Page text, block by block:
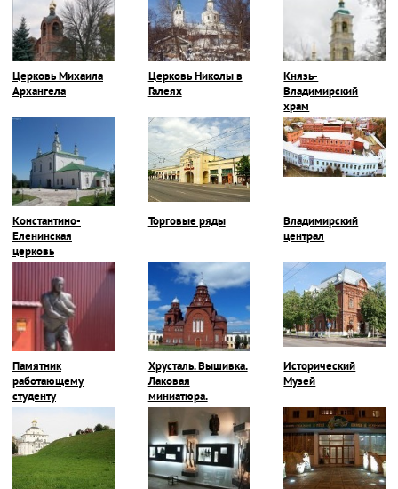
Церковь Михаила
Архангела
Церковь Николы в
Галеях
Князь-
Владимирский
храм
Константино-
Еленинская
церковь
Торговые ряды
Владимирский
централ
Памятник
работающему
студенту
Хрусталь. Вышивка.
Лаковая
миниатюра.
Исторический
Музей